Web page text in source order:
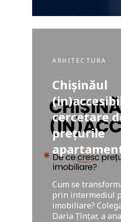
ARHITECTURA
Chișinăul
cercetare
prețurile
Cum se
prin intermediul
imobiliare?
Daria Țînțar, a